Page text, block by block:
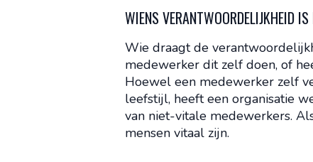
WIENS VERANTWOORDELIJKHEID
Wie draagt de
medewerker dit zelf doen, of
Hoewel een medewerker zelf
leefstijl, heeft een organisatie
van niet-vitale medewerkers.
mensen vitaal zijn.